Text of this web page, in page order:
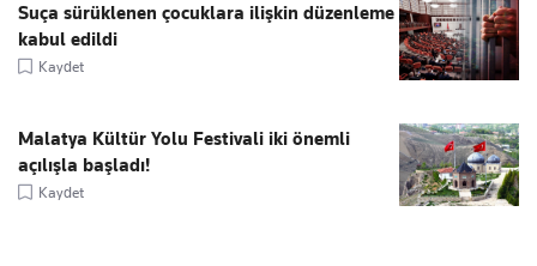
Suça sürüklenen çocuklara ilişkin düzenleme
kabul edildi
Kaydet
Malatya Kültür Yolu Festivali iki önemli
açılışla başladı!
Kaydet